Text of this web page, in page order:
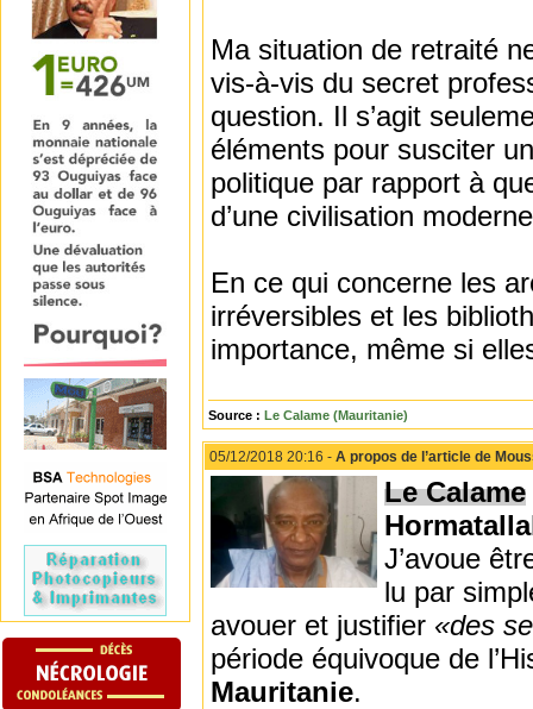
Ma situation de retraité
vis-à-vis du secret
question. Il s’agit
éléments pour susciter
politique par rapport à
d’une civilisation
En ce qui concerne les
irréversibles et les
importance, même si
Source : Le Calame (Mauritanie)
05/12/2018 20:16 - A propos de l’article de
Le Calame
J’avoue
lu par
avouer et justifier «des
période équivoque de
Mauritanie.